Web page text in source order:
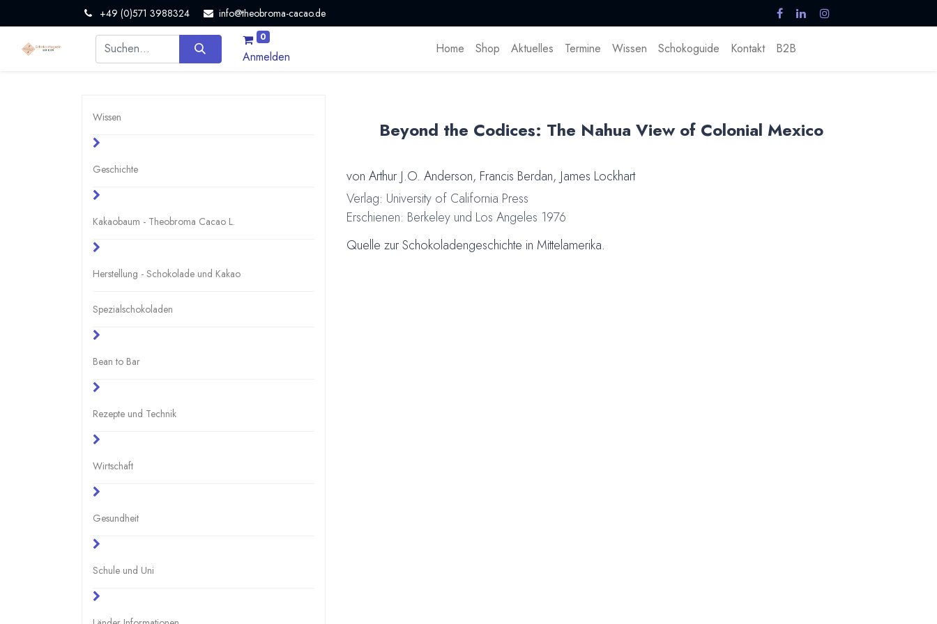
+49 (0)571 3988324 info@theobroma-cacao.de
0
Anmelden
Home Shop Aktuelles Termine Wissen Schokoguide Kontakt B2B
Wissen
Geschichte
Kakaobaum - Theobroma Cacao L.
Herstellung - Schokolade und Kakao
Spezialschokoladen
Bean to Bar
Rezepte und Technik
Wirtschaft
Gesundheit
Schule und Uni
Beyond the Codices: The Nahua View of Colonial Mexico
von Arthur J.O. Anderson, Francis Berdan, James Lockhart
Verlag: University of California Press
Erschienen: Berkeley und Los Angeles 1976
Quelle zur Schokoladengeschichte in Mittelamerika.